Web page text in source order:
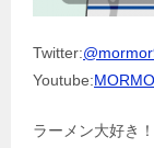
Twitter:
Youtube:
ラーメン大好き